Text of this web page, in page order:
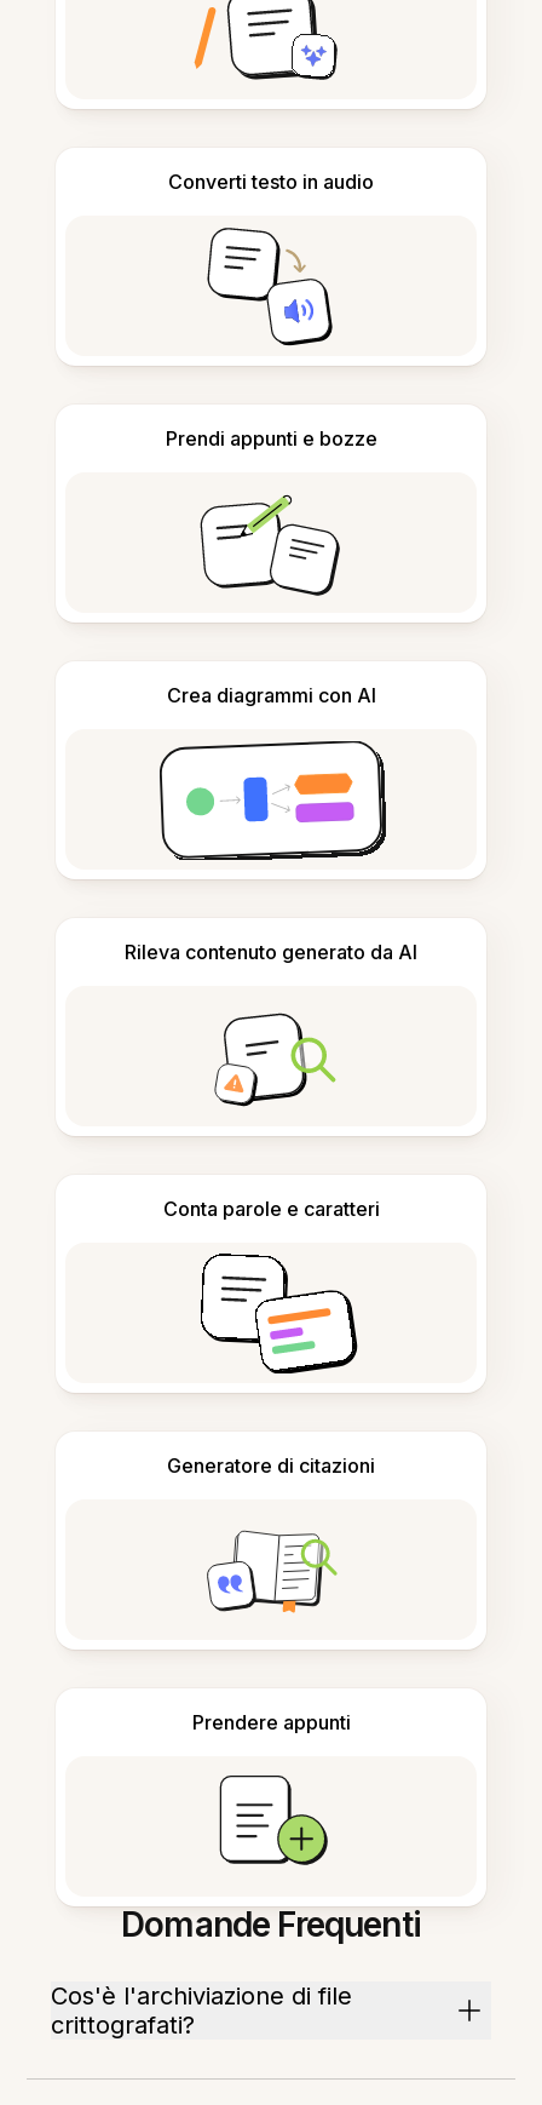
Converti testo in audio
Prendi appunti e bozze
Crea diagrammi con AI
Rileva contenuto generato da AI
Conta parole e caratteri
Generatore di citazioni
Prendere appunti
Domande Frequenti
Cos'è l'archiviazione di file
crittografati?